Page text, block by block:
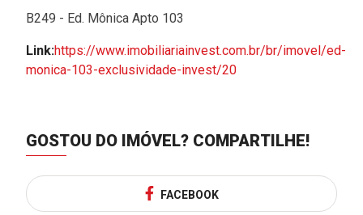
B249 - Ed. Mônica Apto 103
Link:https://www.imobiliariainvest.com.br/br/imovel/ed-
monica-103-exclusividade-invest/20
GOSTOU DO IMÓVEL? COMPARTILHE!
FACEBOOK